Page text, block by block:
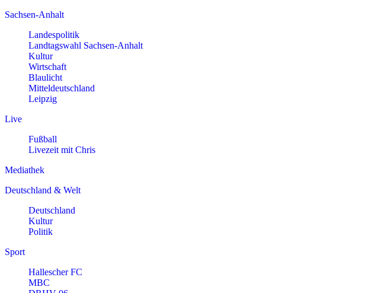
Sachsen-Anhalt
Landespolitik
Landtagswahl Sachsen-Anhalt
Kultur
Wirtschaft
Blaulicht
Mitteldeutschland
Leipzig
Live
Fußball
Livezeit mit Chris
Mediathek
Deutschland & Welt
Deutschland
Kultur
Politik
Sport
Hallescher FC
MBC